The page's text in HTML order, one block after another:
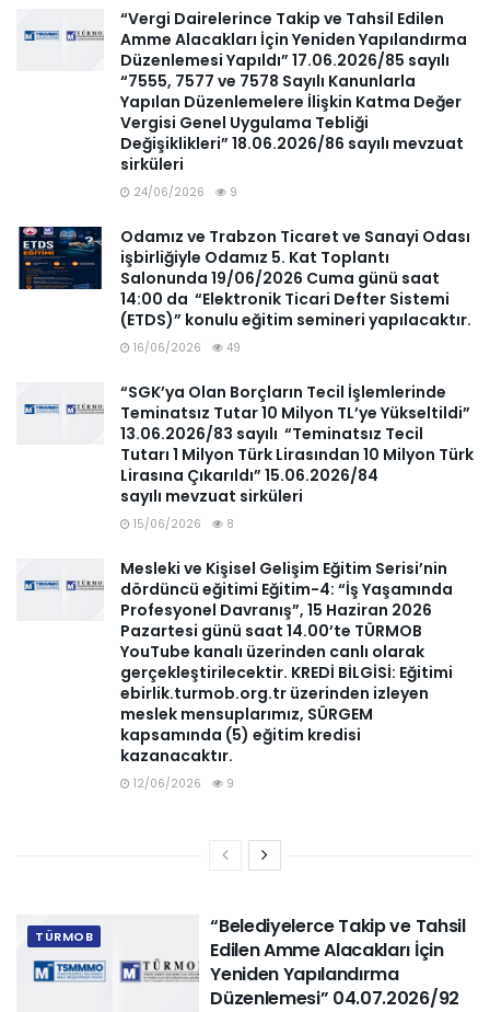
“Vergi Dairelerince Takip ve Tahsil Edilen
Amme Alacakları İçin Yeniden Yapılandırma
Düzenlemesi Yapıldı” 17.06.2026/85 sayılı
“7555, 7577 ve 7578 Sayılı Kanunlarla
Yapılan Düzenlemelere İlişkin Katma Değer
Vergisi Genel Uygulama Tebliği
Değişiklikleri” 18.06.2026/86 sayılı mevzuat
sirküleri
24/06/2026 9
Odamız ve Trabzon Ticaret ve Sanayi Odası
işbirliğiyle Odamız 5. Kat Toplantı
Salonunda 19/06/2026 Cuma günü saat
14:00 da “Elektronik Ticari Defter Sistemi
(ETDS)” konulu eğitim semineri yapılacaktır.
16/06/2026 49
“SGK’ya Olan Borçların Tecil İşlemlerinde
Teminatsız Tutar 10 Milyon TL’ye Yükseltildi”
13.06.2026/83 sayılı “Teminatsız Tecil
Tutarı 1 Milyon Türk Lirasından 10 Milyon Türk
Lirasına Çıkarıldı” 15.06.2026/84
sayılı mevzuat sirküleri
15/06/2026 8
Mesleki ve Kişisel Gelişim Eğitim Serisi’nin
dördüncü eğitimi Eğitim-4: “İş Yaşamında
Profesyonel Davranış”, 15 Haziran 2026
Pazartesi günü saat 14.00’te TÜRMOB
YouTube kanalı üzerinden canlı olarak
gerçekleştirilecektir. KREDİ BİLGİSİ: Eğitimi
ebirlik.turmob.org.tr üzerinden izleyen
meslek mensuplarımız, SÜRGEM
kapsamında (5) eğitim kredisi
kazanacaktır.
12/06/2026 9
TÜRMOB
“Belediyelerce Takip ve Tahsil
Edilen Amme Alacakları İçin
Yeniden Yapılandırma
Düzenlemesi” 04.07.2026/92